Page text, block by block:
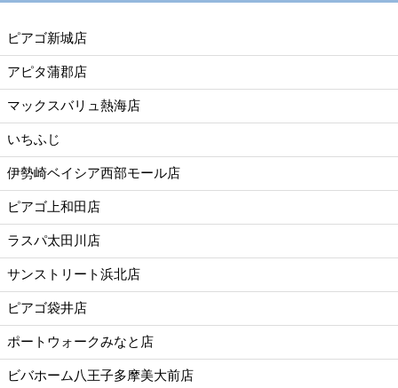
ピアゴ新城店
アピタ蒲郡店
マックスバリュ熱海店
いちふじ
伊勢崎ベイシア西部モール店
ピアゴ上和田店
ラスパ太田川店
サンストリート浜北店
ピアゴ袋井店
ポートウォークみなと店
ビバホーム八王子多摩美大前店